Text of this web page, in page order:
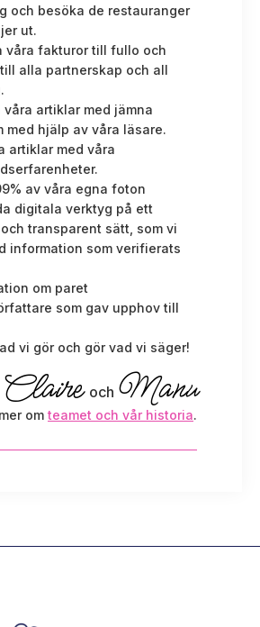
och besöka de restauranger
ut.
våra fakturor till fullo och
alla partnerskap och all
våra artiklar med jämna
med hjälp av våra läsare.
artiklar med våra
av våra egna foton
digitala verktyg på ett
transparent sätt, som vi
information som verifierats
om paret
som gav upphov till
vi gör och gör vad vi säger!
Claire och Manu
om teamet och vår historia.